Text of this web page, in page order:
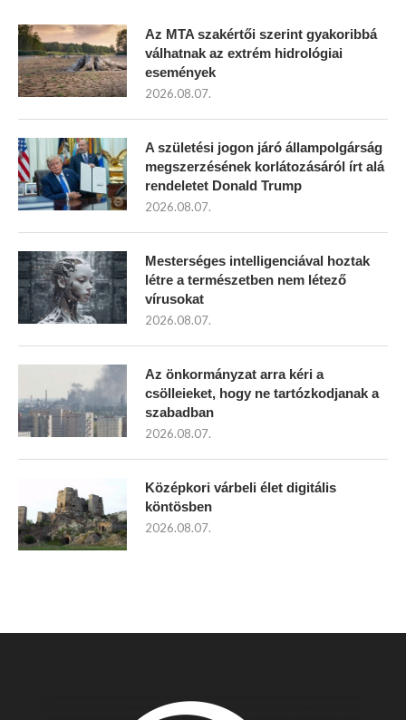
Az MTA szakértői szerint gyakoribbá
válhatnak az extrém hidrológiai
események
2026.08.07.
A születési jogon járó állampolgárság
megszerzésének korlátozásáról írt alá
rendeletet Donald Trump
2026.08.07.
Mesterséges intelligenciával hoztak
létre a természetben nem létező
vírusokat
2026.08.07.
Az önkormányzat arra kéri a
csölleieket, hogy ne tartózkodjanak a
szabadban
2026.08.07.
Középkori várbeli élet digitális
köntösben
2026.08.07.